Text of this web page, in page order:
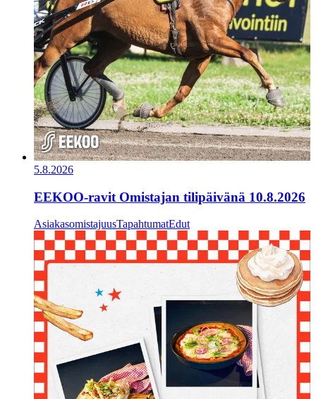
5.8.2026
EEKOO-ravit Omistajan tilipäivänä 10.8.2026
AsiakasomistajuusTapahtumatEdut